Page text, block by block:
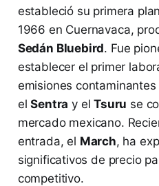
estableció su primera
1966 en Cuernavaca,
Sedán Bluebird. Fue
establecer el primer
emisiones
elSentra y elTsuru se
mercado mexicano.
entrada, el March, ha
significativos de precio
competitivo.